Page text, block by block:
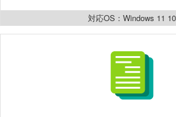
対応OS：Windows 11 10